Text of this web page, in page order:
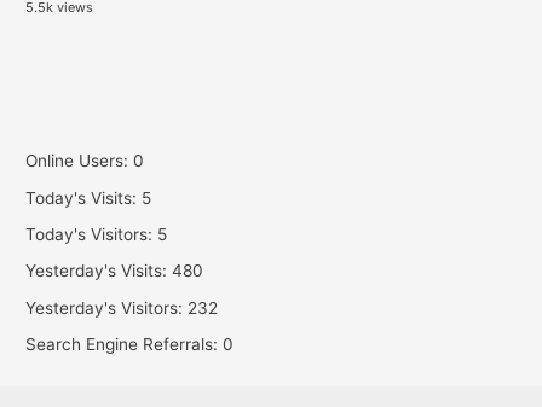
5.5k views
Online Users:0
Today's Visits: 5
Today's Visitors: 5
Yesterday's Visits:480
Yesterday's Visitors: 232
Search Engine Referrals:0